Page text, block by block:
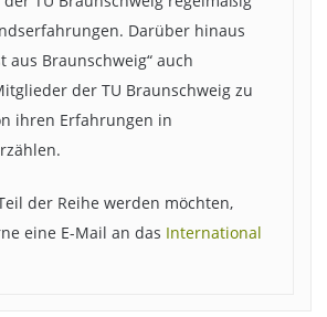
Darüber hinaus
aus Braunschweig“ auch
der TU Braunschweig zu
ihren Erfahrungen in
der Reihe werden möchten,
eine E-Mail an das International